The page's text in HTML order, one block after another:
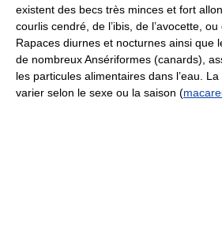
existent des becs très minces et fort
courlis cendré, de l’ibis, de l’avocette,
Rapaces diurnes et nocturnes ainsi que
de nombreux Ansériformes (canards),
les particules alimentaires dans l’eau.
varier selon le sexe ou la saison (